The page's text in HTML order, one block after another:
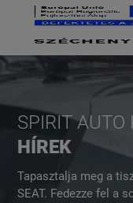
SPIRIT AUTO
HÍREK
Tapasztalja meg a
SEAT. Fedezze fel a